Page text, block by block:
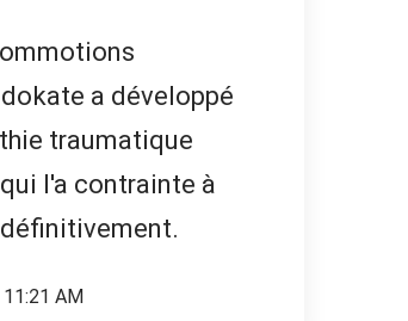
a développé
traumatique
l'a contrainte à
AM